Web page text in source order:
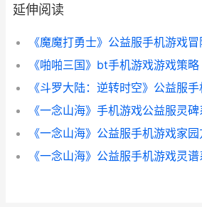
延伸阅读
《啪啪三国》bt手机游戏游戏策略